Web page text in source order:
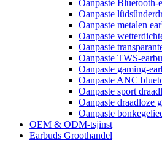
Oanpaste Bluetooth-
Oanpaste
Oanpaste metalen
Oanpaste
Oanpaste
Oanpaste TWS-
Oanpaste gaming-
Oanpaste ANC
Oanpaste sport
Oanpaste draadloze
Oanpaste
OEM & ODM-tsjinst
Earbuds Groothandel